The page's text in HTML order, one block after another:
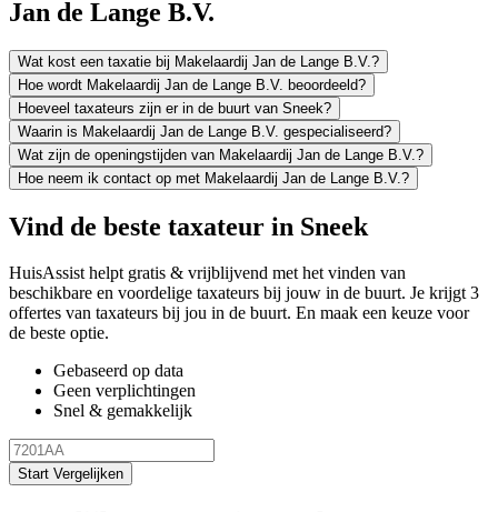
Jan de Lange B.V.
Wat kost een taxatie bij Makelaardij Jan de Lange B.V.?
Hoe wordt Makelaardij Jan de Lange B.V. beoordeeld?
Hoeveel taxateurs zijn er in de buurt van Sneek?
Waarin is Makelaardij Jan de Lange B.V. gespecialiseerd?
Wat zijn de openingstijden van Makelaardij Jan de Lange B.V.?
Hoe neem ik contact op met Makelaardij Jan de Lange B.V.?
Vind de beste taxateur in Sneek
HuisAssist helpt gratis & vrijblijvend met het vinden van
beschikbare en voordelige taxateurs bij jouw in de buurt. Je krijgt 3
offertes van taxateurs bij jou in de buurt. En maak een keuze voor
de beste optie.
Gebaseerd op data
Geen verplichtingen
Snel & gemakkelijk
Start Vergelijken